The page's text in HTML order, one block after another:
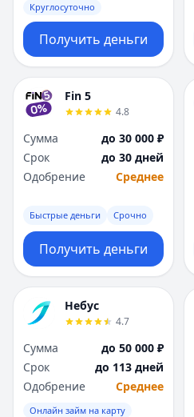
Круглосуточно
Получить деньги
Fin 5
4.8
Сумма
до 30 000 ₽
Срок
до 30 дней
Одобрение
Среднее
Быстрые деньги Срочно
Получить деньги
Небус
4.7
Сумма
до 50 000 ₽
Срок
до 113 дней
Одобрение
Среднее
Онлайн займ на карту